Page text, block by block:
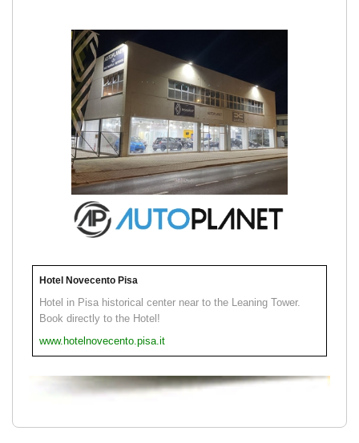
Hotel Novecento Pisa
Hotel in Pisa historical center near to the Leaning Tower.
Book directly to the Hotel!
www.hotelnovecento.pisa.it